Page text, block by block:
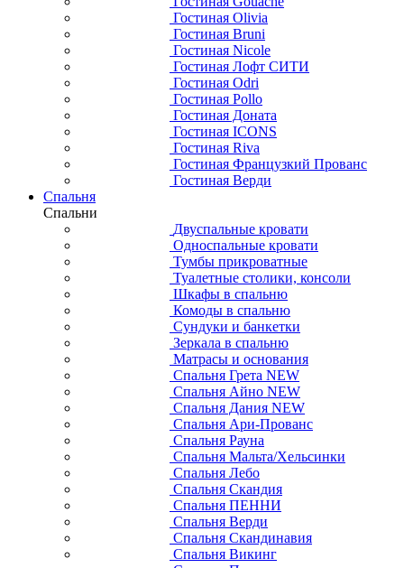
Гостиная Olivia
Гостиная Bruni
Гостиная Nicole
Гостиная Лофт СИТИ
Гостиная Odri
Гостиная Pollo
Гостиная Доната
Гостиная ICONS
Гостиная Riva
Гостиная Французкий Прованс
Гостиная Верди
Спальня
Спальни
Двуспальные кровати
Односпальные кровати
Тумбы прикроватные
Туалетные столики, консоли
Шкафы в спальню
Комоды в спальню
Сундуки и банкетки
Зеркала в спальню
Матрасы и основания
Спальня Грета NEW
Спальня Айно NEW
Спальня Дания NEW
Спальня Ари-Прованс
Спальня Рауна
Спальня Мальта/Хельсинки
Спальня Лебо
Спальня Скандия
Спальня ПЕННИ
Спальня Верди
Спальня Скандинавия
Спальня Викинг